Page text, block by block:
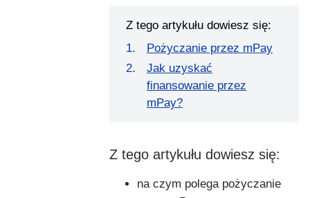
Z tego artykułu dowiesz się:
Pożyczanie przez mPay
Jak uzyskać
finansowanie przez
mPay?
Z tego artykułu dowiesz się:
na czym polega pożyczanie